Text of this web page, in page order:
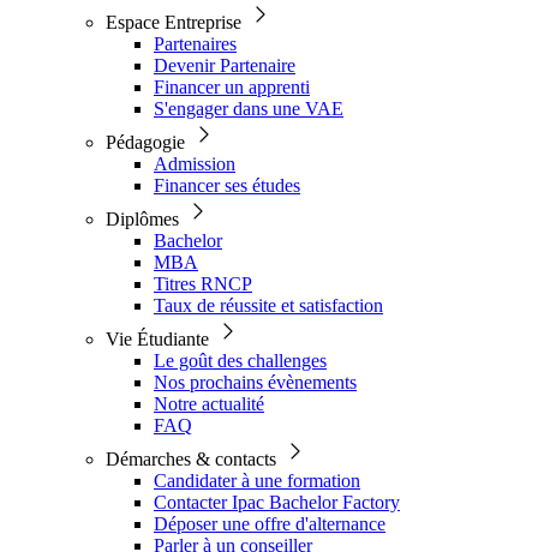
Espace Entreprise
Partenaires
Devenir Partenaire
Financer un apprenti
S'engager dans une VAE
Pédagogie
Admission
Financer ses études
Diplômes
Bachelor
MBA
Titres RNCP
Taux de réussite et satisfaction
Vie Étudiante
Le goût des challenges
Nos prochains évènements
Notre actualité
FAQ
Démarches & contacts
Candidater à une formation
Contacter Ipac Bachelor Factory
Déposer une offre d'alternance
Parler à un conseiller